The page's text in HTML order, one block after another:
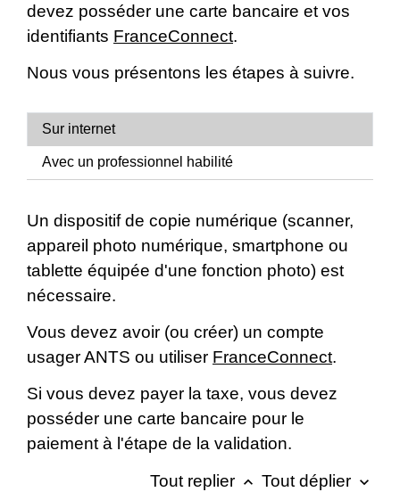
devez posséder une carte bancaire et vos
identifiants FranceConnect.
Nous vous présentons les étapes à suivre.
Sur internet
Avec un professionnel habilité
Un dispositif de copie numérique (scanner,
appareil photo numérique, smartphone ou
tablette équipée d'une fonction photo) est
nécessaire.
Vous devez avoir (ou créer) un compte
usager ANTS ou utiliser FranceConnect.
Si vous devez payer la taxe, vous devez
posséder une carte bancaire pour le
paiement à l'étape de la validation.
Tout replier keyboard_arrow_up Tout déplier keyboard_arrow_down